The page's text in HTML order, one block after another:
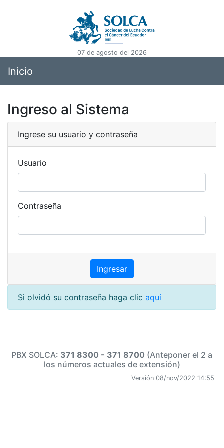
07 de agosto del 2026
Inicio
Ingreso al Sistema
Ingrese su usuario y contraseña
Usuario
Contraseña
Si olvidó su contraseña haga clic aquí
PBX SOLCA: 371 8300 - 371 8700 (Anteponer el 2 a
los números actuales de extensión)
Versión 08/nov/2022 14:55